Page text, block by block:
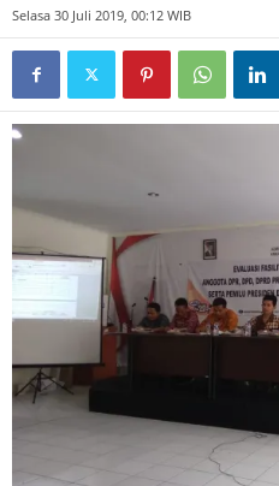
Selasa 30 Juli 2019, 00:12 WIB